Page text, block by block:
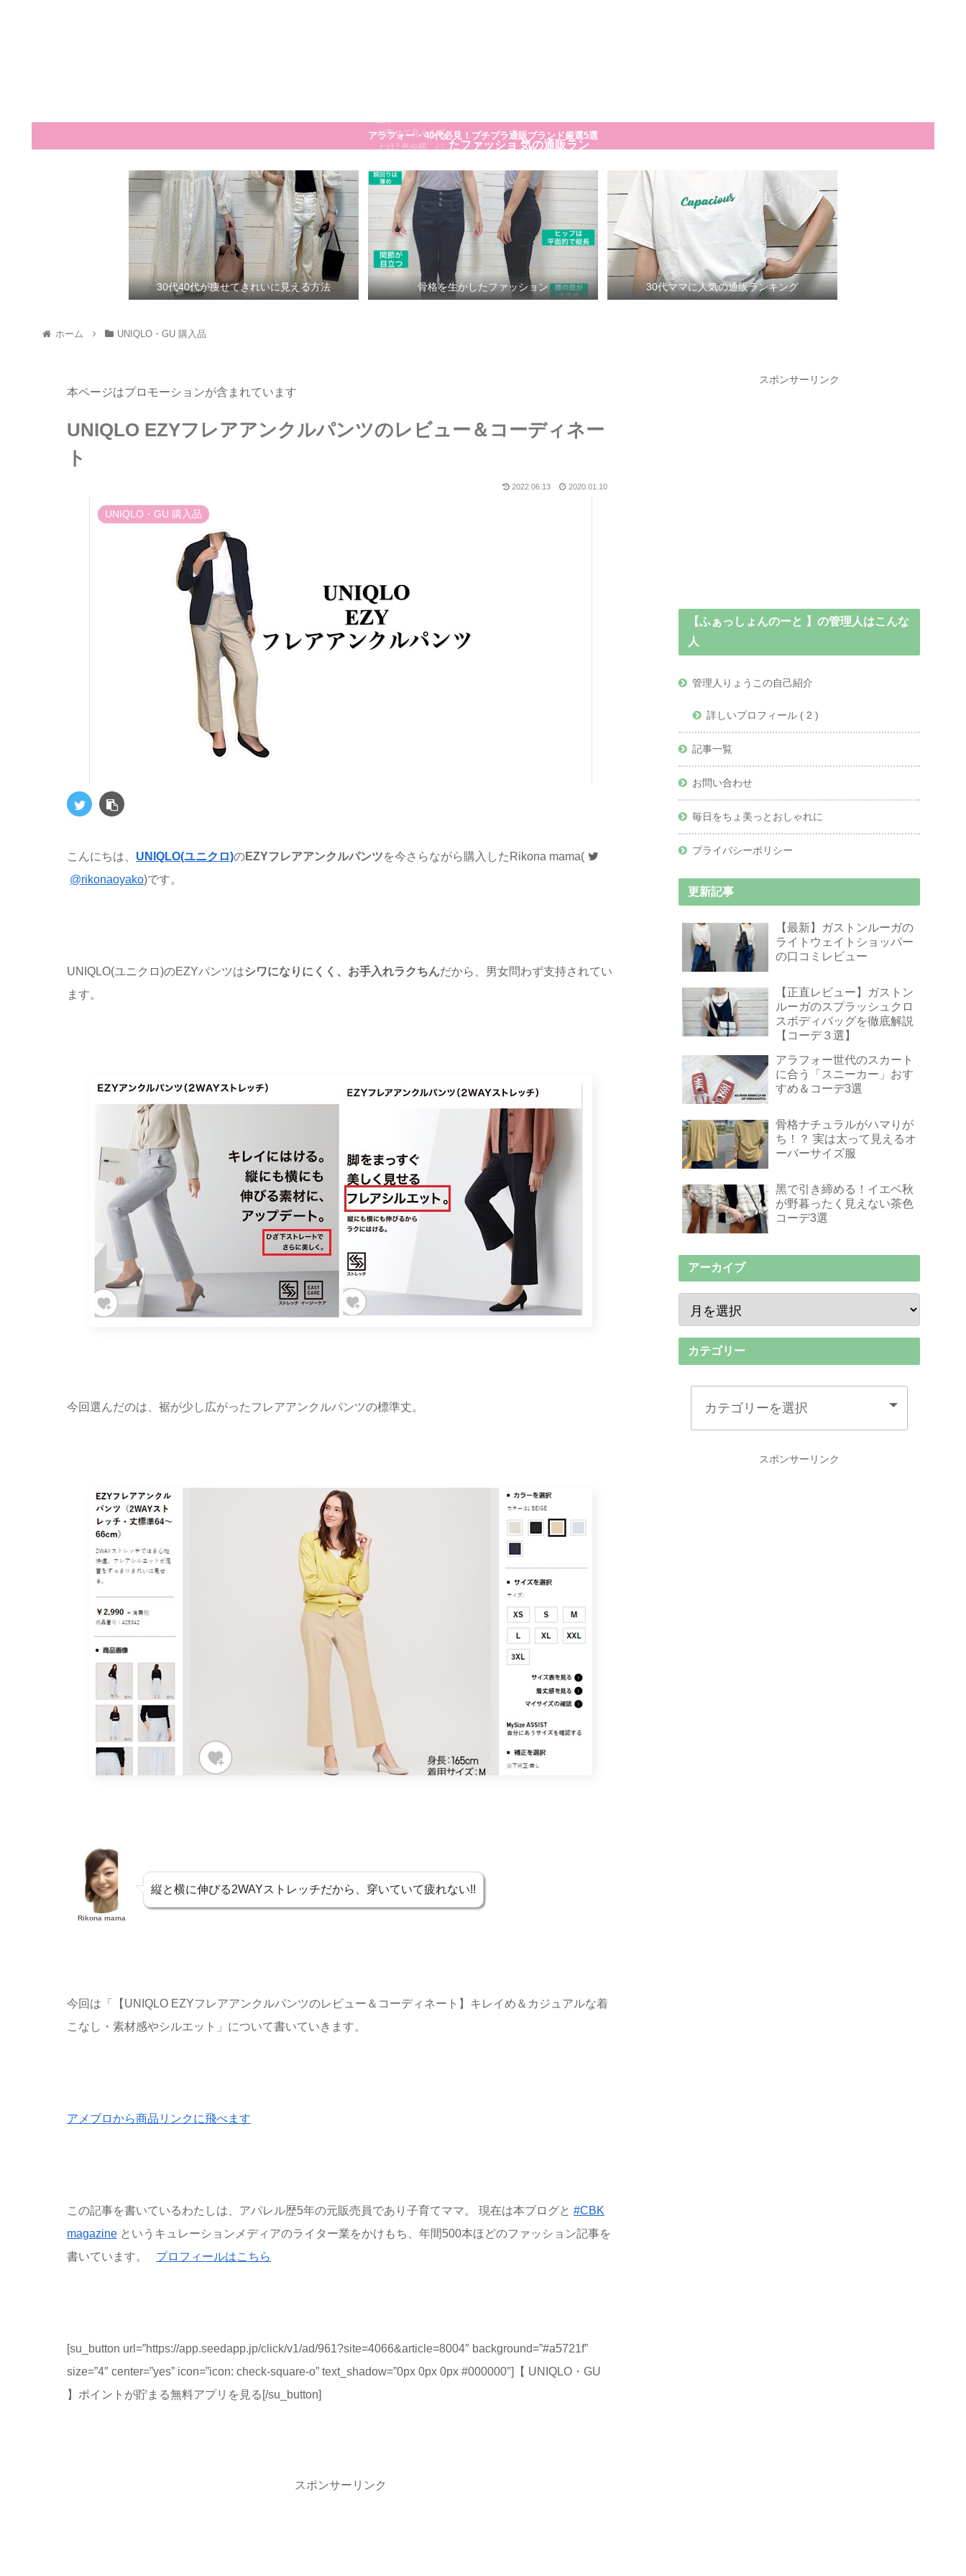
が痩せて見える服
とは? 色や柄、バ
説
たファッショ
ン
気の通販ラン
キング
アラフォー・40代必見！プチプラ通販ブランド厳選5選
30代40代が痩せてきれいに見える方法 骨格を生かしたファッション 30代ママに人気の通販ランキング
ホーム UNIQLO・GU 購入品
本ページはプロモーションが含まれています
UNIQLO EZYフレアアンクルパンツのレビュー＆コーディネー
ト
2022.06.13 2020.01.10
UNIQLO・GU 購入品
こんにちは、 UNIQLO(ユニクロ)のEZYフレアアンクルパンツを今さらながら購入したRikona mama(
@rikonaoyako)です。
UNIQLO(ユニクロ)のEZYパンツはシワになりにくく、お手入れラクちんだから、男女問わず支持されてい
ます。
今回選んだのは、裾が少し広がったフレアアンクルパンツの標準丈。
Rikona mama
縦と横に伸びる2WAYストレッチだから、穿いていて疲れない!!
今回は「【UNIQLO EZYフレアアンクルパンツのレビュー＆コーディネート】キレイめ＆カジュアルな着
こなし・素材感やシルエット」について書いていきます。
アメブロから商品リンクに飛べます
この記事を書いているわたしは、アパレル歴5年の元販売員であり子育てママ。 現在は本ブログと #CBK
magazine というキュレーションメディアのライター業をかけもち、年間500本ほどのファッション記事を
書いています。 プロフィールはこちら
[su_button url=”https://app.seedapp.jp/click/v1/ad/961?site=4066&article=8004″ background=”#a5721f”
size=”4″ center=”yes” icon=”icon: check-square-o” text_shadow=”0px 0px 0px #000000″]【 UNIQLO・GU
】ポイントが貯まる無料アプリを見る[/su_button]
スポンサーリンク
スポンサーリンク
【ふぁっしょんのーと 】の管理人はこんな
人
管理人りょうこの自己紹介
詳しいプロフィール ( 2 )
記事一覧
お問い合わせ
毎日をちょ美っとおしゃれに
プライバシーポリシー
更新記事
【最新】ガストンルーガの
ライトウェイトショッパー
の口コミレビュー
【正直レビュー】ガストン
ルーガのスプラッシュクロ
スボディバッグを徹底解説
【コーデ３選】
アラフォー世代のスカート
に合う「スニーカー」おす
すめ＆コーデ3選
骨格ナチュラルがハマりが
ち！？ 実は太って見えるオ
ーバーサイズ服
黑で引き締める！イエベ秋
が野暮ったく見えない茶色
コーデ3選
アーカイブ
カテゴリー
スポンサーリンク